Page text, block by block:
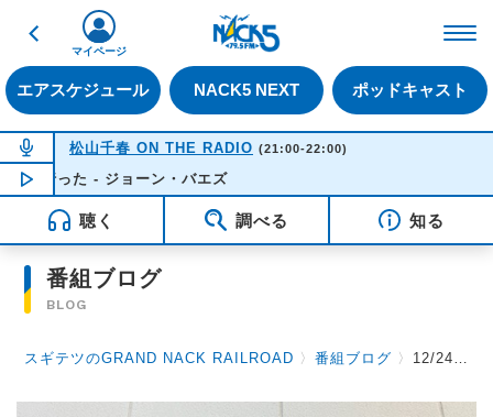
戻る
エアスケジュール NACK5 NEXT ポッドキャスト
マイページ
NOW ON AIR
松山千春 ON THE RADIO (21:00-22:00)
NOW PLAYING 21:28
った - ジョーン・バエズ
聴く 調べる 知る
番組ブログ
BLOG
スギテツのGRAND NACK RAILROAD 〉番組ブログ 〉 12/24 さいたま市立大宮小学校芸術鑑賞会